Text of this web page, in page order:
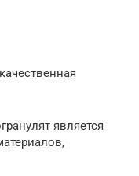
является